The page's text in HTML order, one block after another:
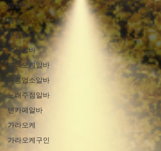
밤알바
룸알바
주점알바
여성알바
가라오케알바
유흥업소알바
노래주점알바
텐카페알바
가라오케
가라오케구인